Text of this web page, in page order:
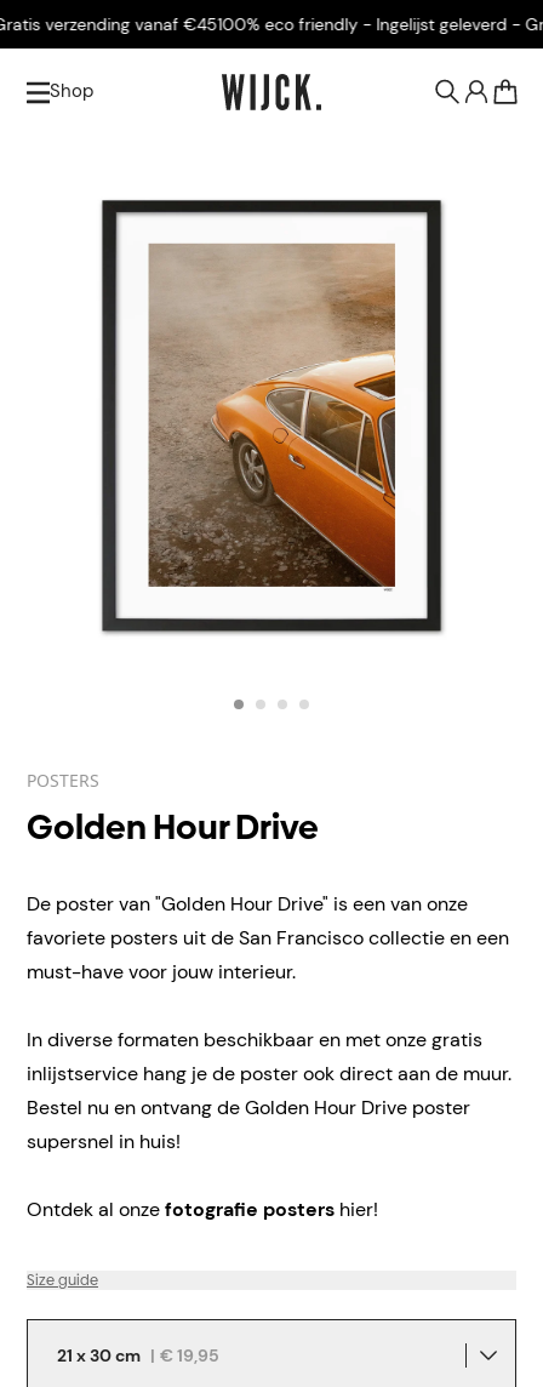
verzending vanaf €45100% eco friendly - Ingelijst geleverd -
Shop
POSTERS
Golden Hour Drive
De poster van "Golden Hour Drive" is een van onze
favoriete posters uit de San Francisco collectie en een
must-have voor jouw interieur.
In diverse formaten beschikbaar en met onze gratis
inlijstservice hang je de poster ook direct aan de muur.
Bestel nu en ontvang de Golden Hour Drive poster
supersnel in huis!
Ontdek al onzefotografie posters hier!
Size guide
21 x 30 cm | € 19,95